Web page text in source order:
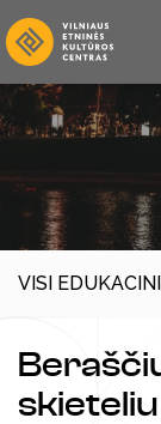
VISI
Kultūros pasas
skieteliu